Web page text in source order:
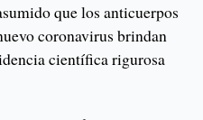
que los anticuerpos
coronavirus brindan
científica rigurosa